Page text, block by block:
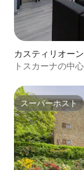
カスティリオー
ンション・アパ
トスカーナの中
スーパーホスト
スーパーホスト